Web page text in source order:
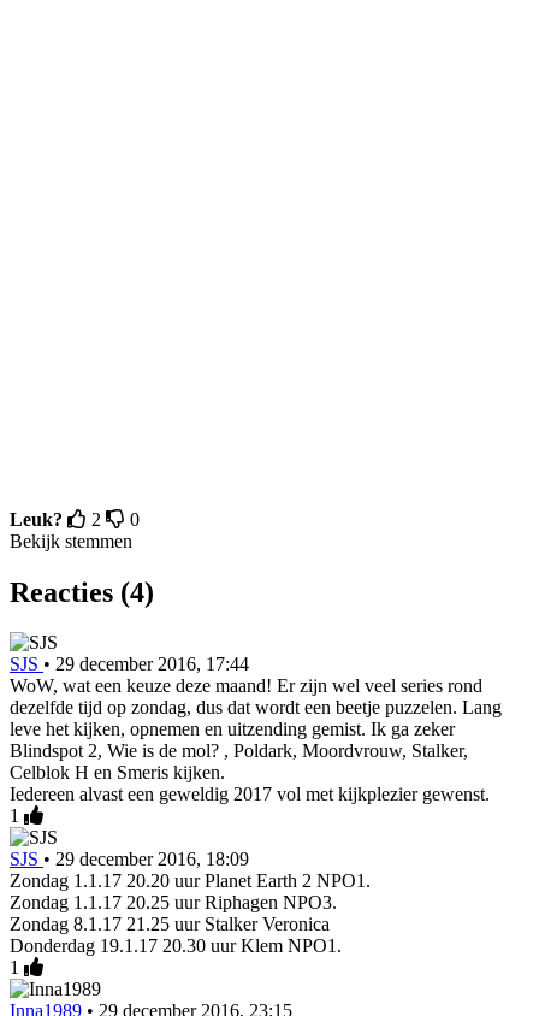
Leuk? 2
0
Bekijk stemmen
Reacties (4)
SJS • 29 december 2016, 17:44
WoW, wat een keuze deze maand! Er zijn wel veel series rond
dezelfde tijd op zondag, dus dat wordt een beetje puzzelen. Lang
leve het kijken, opnemen en uitzending gemist. Ik ga zeker
Blindspot 2, Wie is de mol? , Poldark, Moordvrouw, Stalker,
Celblok H en Smeris kijken.
Iedereen alvast een geweldig 2017 vol met kijkplezier gewenst.
1
SJS • 29 december 2016, 18:09
Zondag 1.1.17 20.20 uur Planet Earth 2 NPO1.
Zondag 1.1.17 20.25 uur Riphagen NPO3.
Zondag 8.1.17 21.25 uur Stalker Veronica
Donderdag 19.1.17 20.30 uur Klem NPO1.
1
Inna1989 • 29 december 2016, 23:15